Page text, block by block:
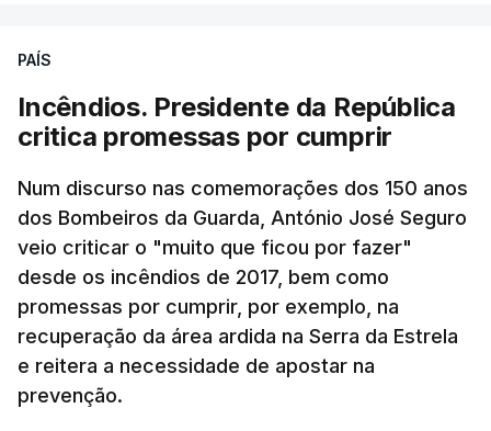
PAÍS
Incêndios. Presidente da República
critica promessas por cumprir
Num discurso nas comemorações dos 150 anos
dos Bombeiros da Guarda, António José Seguro
veio criticar o "muito que ficou por fazer"
desde os incêndios de 2017, bem como
promessas por cumprir, por exemplo, na
recuperação da área ardida na Serra da Estrela
e reitera a necessidade de apostar na
prevenção.